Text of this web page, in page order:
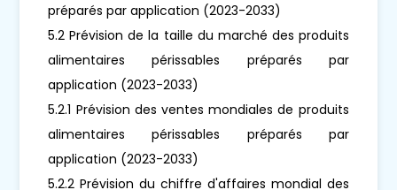
préparés par application (2023-2033)
5.2 Prévision de la taille du marché des produits
alimentaires périssables préparés par
application (2023-2033)
5.2.1 Prévision des ventes mondiales de produits
alimentaires périssables préparés par
application (2023-2033)
5.2.2 Prévision du chiffre d'affaires mondial des